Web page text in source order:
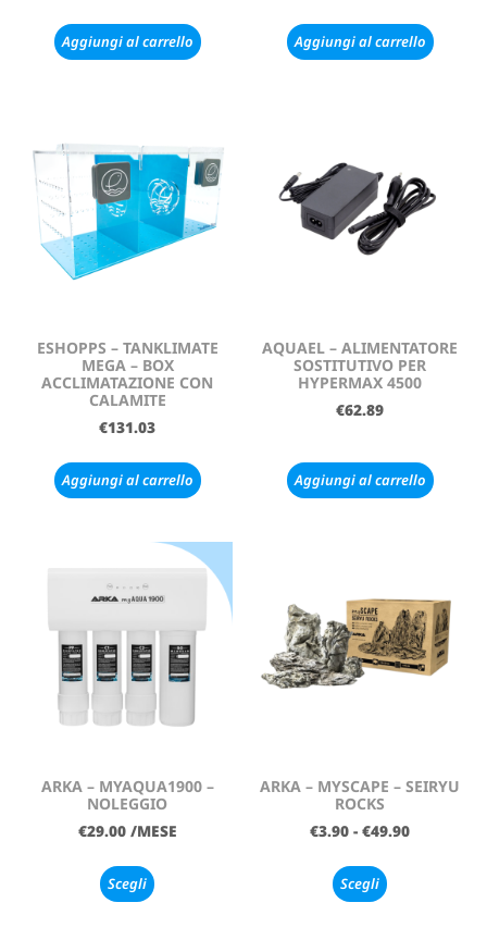
Aggiungi al carrello Aggiungi al carrello
ESHOPPS – TANKLIMATE
MEGA – BOX
ACCLIMATAZIONE CON
CALAMITE
€131.03
Aggiungi al carrello
AQUAEL – ALIMENTATORE
SOSTITUTIVO PER
HYPERMAX 4500
€62.89
Aggiungi al carrello
ARKA – MYAQUA1900 –
NOLEGGIO
€29.00 /MESE
Scegli
ARKA – MYSCAPE – SEIRYU
ROCKS
€3.90 - €49.90
Scegli